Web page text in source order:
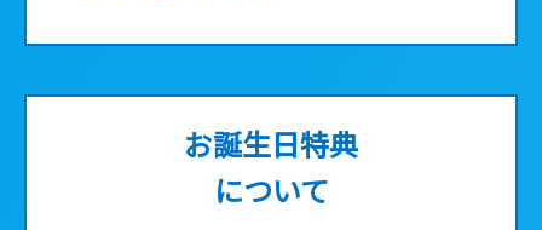
お誕生日特典
について